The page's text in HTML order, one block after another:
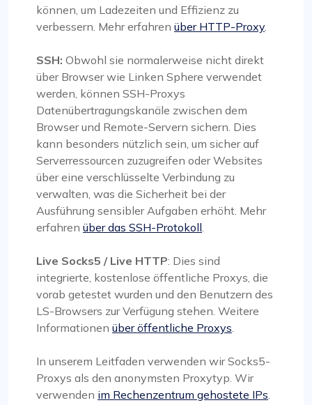
können, um Ladezeiten und Effizienz zu
verbessern. Mehr erfahren über HTTP-Proxy.
SSH: Obwohl sie normalerweise nicht direkt
über Browser wie Linken Sphere verwendet
werden, können SSH-Proxys
Datenübertragungskanäle zwischen dem
Browser und Remote-Servern sichern. Dies
kann besonders nützlich sein, um sicher auf
Serverressourcen zuzugreifen oder Websites
über eine verschlüsselte Verbindung zu
verwalten, was die Sicherheit bei der
Ausführung sensibler Aufgaben erhöht. Mehr
erfahren über das SSH-Protokoll.
Live Socks5 / Live HTTP: Dies sind
integrierte, kostenlose öffentliche Proxys, die
vorab getestet wurden und den Benutzern des
LS-Browsers zur Verfügung stehen. Weitere
Informationen über öffentliche Proxys.
In unserem Leitfaden verwenden wir Socks5-
Proxys als den anonymsten Proxytyp. Wir
verwenden im Rechenzentrum gehostete IPs.